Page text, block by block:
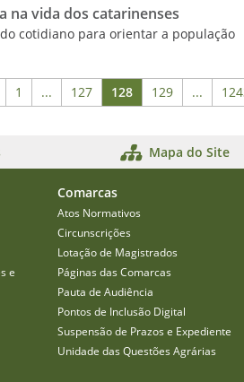
na vida dos catarinenses
cotidiano para orientar a população
Página
1 ...Páginas intermediárias Usar
Página
127 Página
128 Página
129 ...
Mapa do Site
e
Comarcas
Atos Normativos
Circunscrições
Lotação de Magistrados
Páginas das Comarcas
Pauta de Audiência
Pontos de Inclusão Digital
Suspensão de Prazos e Expediente
Unidade das Questões Agrárias